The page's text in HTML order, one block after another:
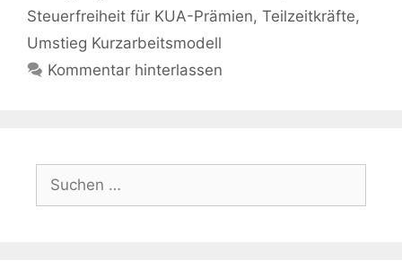
Steuerfreiheit für KUA-Prämien, Teilzeitkräfte,
Umstieg Kurzarbeitsmodell
Kommentar hinterlassen
Suchen
nach: